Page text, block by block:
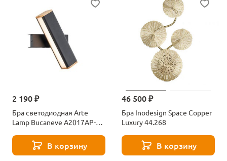
2 190 ₽
Бра светодиодная Arte
Lamp Bucaneve A2017AP-
В корзину
46 500 ₽
Бра Inodesign Space Copper
Luxury 44.268
В корзину